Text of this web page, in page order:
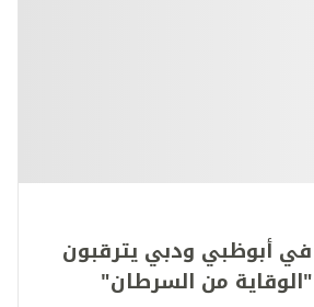
في أبوظبي ودبي يترقبون
من السرطان"